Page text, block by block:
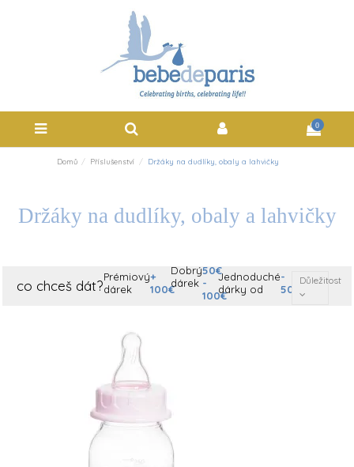
0
Domů Příslušenství Držáky na dudlíky, obaly a lahvičky
Držáky na dudlíky, obaly a lahvičky
co chceš dát?
Prémiový
dárek
+
100€
Dobrý
dárek
50€
-
100€
Jednoduché
dárky od
-
50€
Důležitost